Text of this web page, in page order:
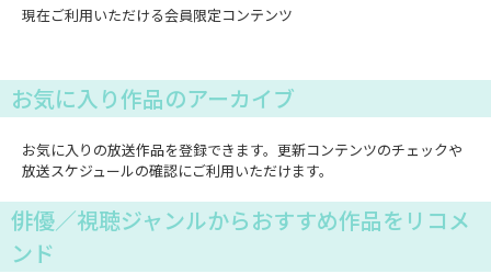
現在ご利用いただける会員限定コンテンツ
お気に入り作品のアーカイブ
お気に入りの放送作品を登録できます。更新コンテンツのチェックや
放送スケジュールの確認にご利用いただけます。
俳優／視聴ジャンルからおすすめ作品をリコメ
ンド